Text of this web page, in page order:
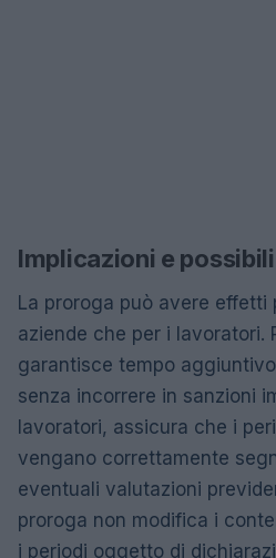
Implicazioni e
La proroga può avere effetti
aziende che per i lavoratori.
garantisce tempo
senza incorrere in sanzioni
lavoratori, assicura che i
vengano correttamente
eventuali valutazioni
proroga non modifica i
i periodi oggetto di